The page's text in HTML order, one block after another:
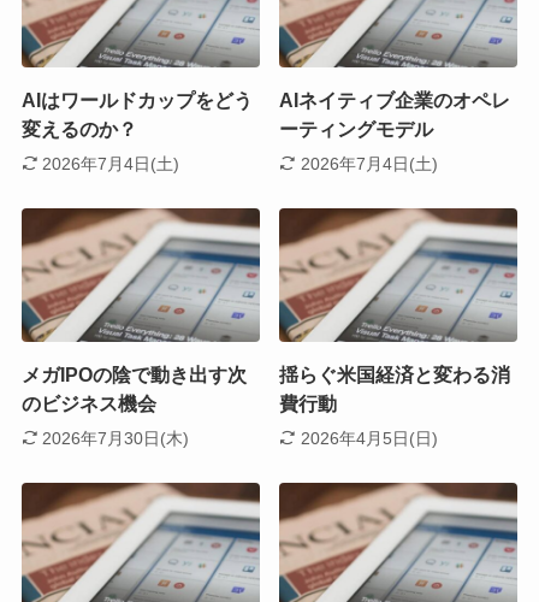
AIはワールドカップをどう
変えるのか？
2026年7月4日(土)
AIネイティブ企業のオペレ
ーティングモデル
2026年7月4日(土)
メガIPOの陰で動き出す次
のビジネス機会
2026年7月30日(木)
揺らぐ米国経済と変わる消
費行動
2026年4月5日(日)